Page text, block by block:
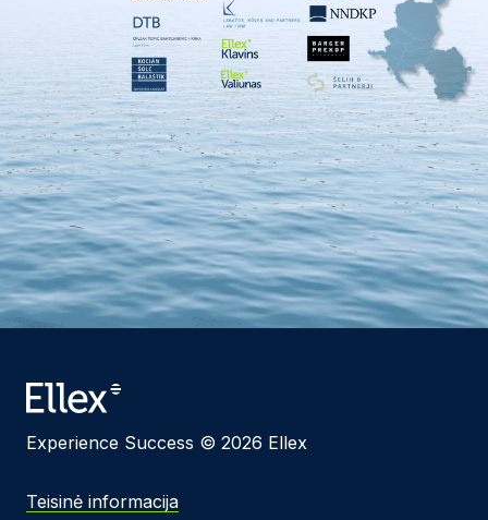
Experience Success © 2026 Ellex
Teisinė informacija